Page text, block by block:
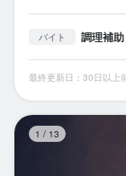
バイト 調理補助
最終更新日：30日以上
1 / 13